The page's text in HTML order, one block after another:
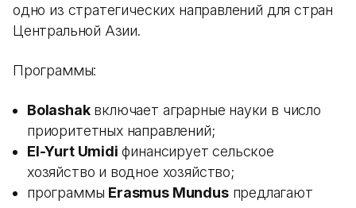
одно из стратегических направлений для стран
Центральной Азии.
Программы:
Bolashakвключает аграрные науки в число
приоритетных направлений;
El-Yurt Umidi финансирует сельское
хозяйство и водное хозяйство;
программы Erasmus Mundusпредлагают